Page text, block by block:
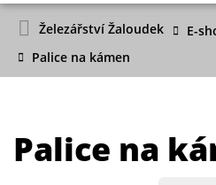
Železářství Žaloudek E-
Palice na kámen
Palice na